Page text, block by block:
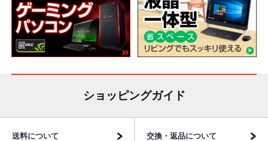
ショッピングガイド
送料について 交換・返品について